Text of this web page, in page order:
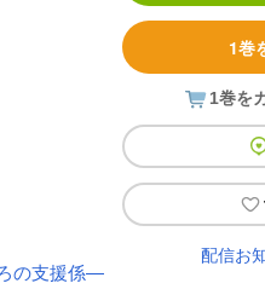
1巻
1巻を
配信お
の支援係―